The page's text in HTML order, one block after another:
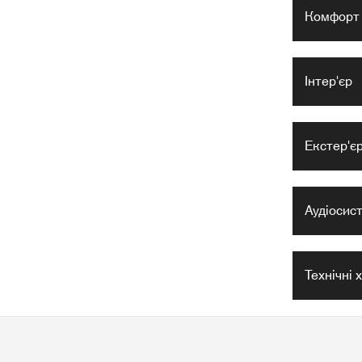
Комфорт
Інтер'єр